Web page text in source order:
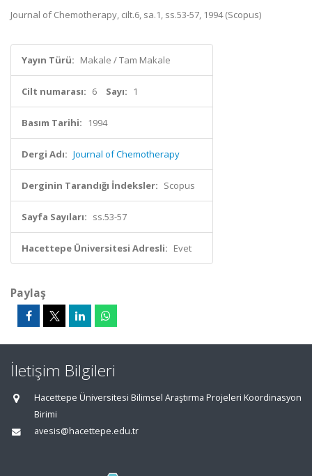
Journal of Chemotherapy, cilt.6, sa.1, ss.53-57, 1994 (Scopus)
Yayın Türü: Makale / Tam Makale
Cilt numarası: 6 Sayı: 1
Basım Tarihi: 1994
Dergi Adı: Journal of Chemotherapy
Derginin Tarandığı İndeksler: Scopus
Sayfa Sayıları: ss.53-57
Hacettepe Üniversitesi Adresli: Evet
Paylaş
İletişim Bilgileri
Hacettepe Üniversitesi Bilimsel Araştırma Projeleri Koordinasyon
Birimi
avesis@hacettepe.edu.tr